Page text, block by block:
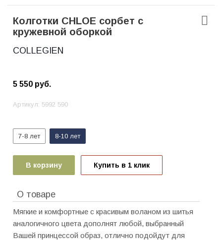
Колготки CHLOE сорбет с
кружевной оборкой
COLLEGIEN
5 550 руб.
Артикул: 5992 590
7-8 лет 8-10 лет
В корзину Купить в 1 клик
О товаре
Мягкие и комфортные с красивым воланом из шитья
аналогичного цвета дополнят любой, выбранный
Вашей принцессой образ, отлично подойдут для